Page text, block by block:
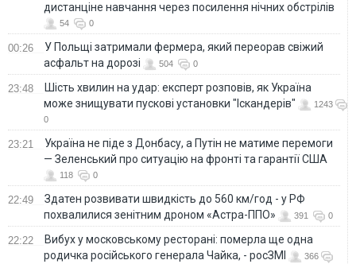
дистанціне навчання через посилення нічних обстрілів
54 0
00:26
У Польщі затримали фермера, який переорав свіжий
асфальт на дорозі
504 0
23:48
Шість хвилин на удар: експерт розповів, як Україна
може знищувати пускові установки "Іскандерів"
1243
0
23:21
Україна не піде з Донбасу, а Путін не матиме перемоги
— Зеленський про ситуацію на фронті та гарантії США
118 0
22:49
Здатен розвивати швидкість до 560 км/год - у РФ
похвалилися зенітним дроном «Астра-ППО»
391 0
22:22
Вибух у московському ресторані: померла ще одна
родичка російського генерала Чайка, - росЗМІ
366